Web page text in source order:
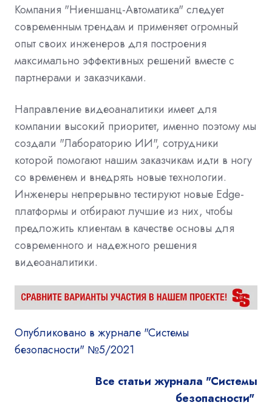
Компания "Ниеншанц-Автоматика" следует
современным трендам и применяет огромный
опыт своих инженеров для построения
максимально эффективных решений вместе с
партнерами и заказчиками.
Направление видеоаналитики имеет для
компании высокий приоритет, именно поэтому мы
создали "Лабораторию ИИ", сотрудники
которой помогают нашим заказчикам идти в ногу
со временем и внедрять новые технологии.
Инженеры непрерывно тестируют новые Edge-
платформы и отбирают лучшие из них, чтобы
предложить клиентам в качестве основы для
современного и надежного решения
видеоаналитики.
Опубликовано в журнале "Системы
безопасности" №5/2021
Все статьи журнала "Системы
безопасности"